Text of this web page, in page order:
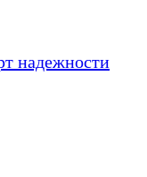
надежности